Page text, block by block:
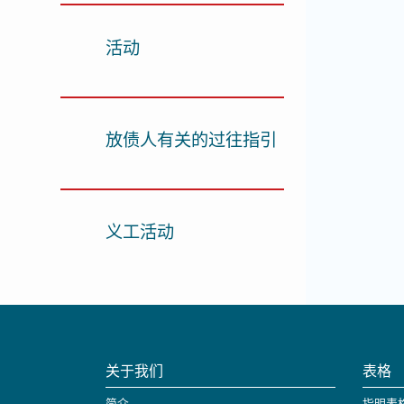
活动
放债人有关的过往指引
义工活动
关于我们 表格